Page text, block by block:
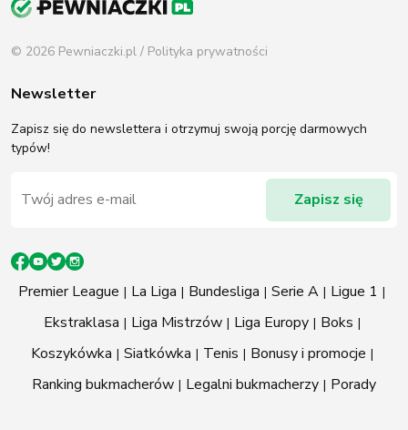
© 2026 Pewniaczki.pl / Polityka prywatności
Newsletter
Zapisz się do newslettera i otrzymuj swoją porcję darmowych
typów!
Premier League La Liga Bundesliga Serie A
Ligue 1
Ekstraklasa
Liga Mistrzów Liga Europy
Boks
Koszykówka
Siatkówka Tenis
Bonusy i promocje
Ranking bukmacherów
Legalni bukmacherzy Porady